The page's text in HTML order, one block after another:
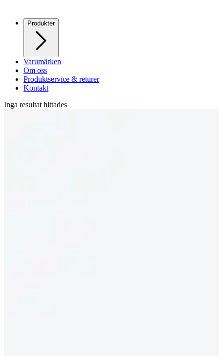
Produkter
Varumärken
Om oss
Produktservice & returer
Kontakt
Inga resultat hittades